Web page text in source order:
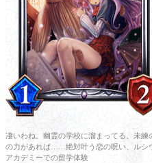
凄いわね。幽霊の学校に溜まってる、未
の力があれば……絶対叶う恋の呪い、ル
アカデミーでの留学体験